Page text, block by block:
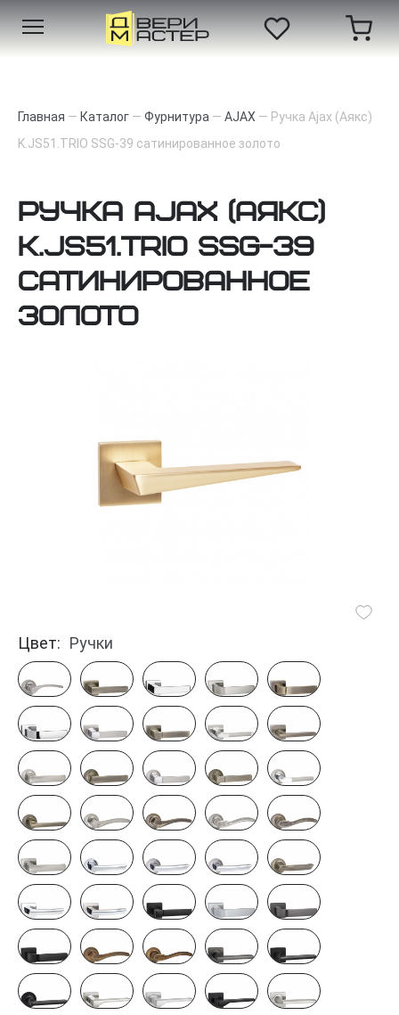
Главная — Каталог — Фурнитура — AJAX — Ручка Ajax (Аякс)
K.JS51.TRIO SSG-39 сатинированное золото
Ручка Ajax (Аякс)
K.JS51.TRIO SSG-39
сатинированное
золото
Цвет: Ручки